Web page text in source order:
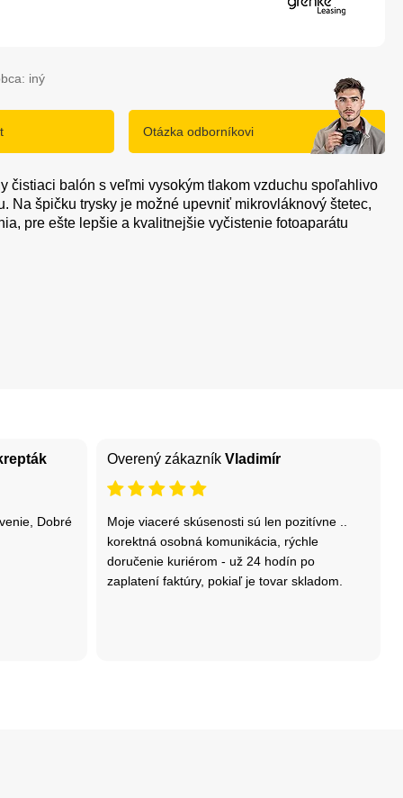
iný
Otázka odborníkovi
čistiaci balón s veľmi vysokým tlakom vzduchu spoľahlivo
Na špičku trysky je možné upevniť mikrovláknový štetec,
pre ešte lepšie a kvalitnejšie vyčistenie fotoaparátu
Dobré
Overený zákazník Vladimír
Moje viaceré skúsenosti sú len pozitívne ..
korektná osobná komunikácia, rýchle
doručenie kuriérom - už 24 hodín po
zaplatení faktúry, pokiaľ je tovar skladom.